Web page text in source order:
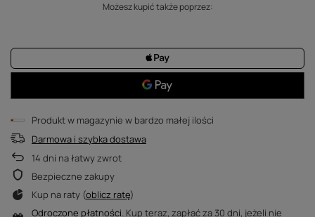
Możesz kupić także poprzez:
Produkt w magazynie w bardzo małej ilości
Darmowa i szybka dostawa
14 dni na łatwy zwrot
Bezpieczne zakupy
Kup na raty (oblicz ratę)
Odroczone płatności. Kup teraz, zapłać za 30 dni, jeżeli nie